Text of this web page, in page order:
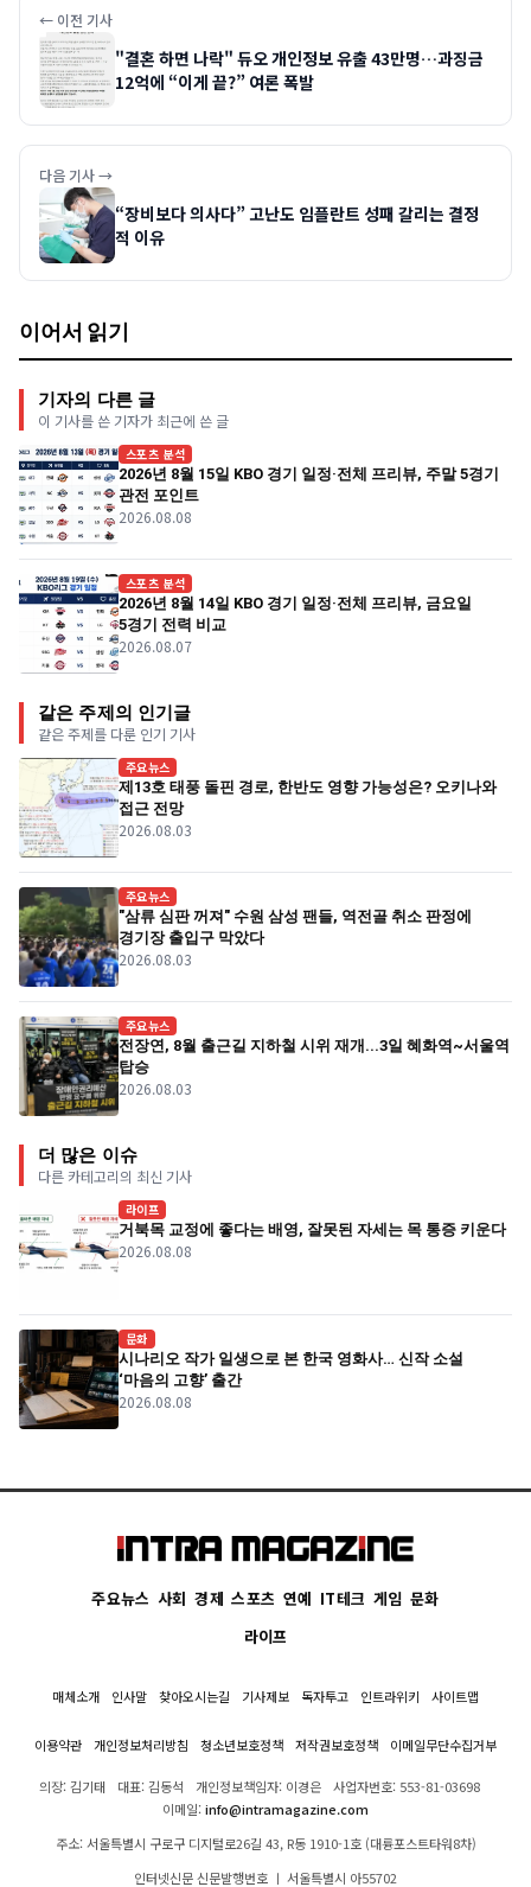
← 이전 기사
"결혼 하면 나락" 듀오 개인정보 유출 43만명…과징금
12억에 “이게 끝?” 여론 폭발
다음 기사 →
“장비보다 의사다” 고난도 임플란트 성패 갈리는 결정
적 이유
이어서 읽기
기자의 다른 글
이 기사를 쓴 기자가 최근에 쓴 글
스포츠 분석
2026년 8월 15일 KBO 경기 일정·전체 프리뷰, 주말 5경기
관전 포인트
2026.08.08
스포츠 분석
2026년 8월 14일 KBO 경기 일정·전체 프리뷰, 금요일
5경기 전력 비교
2026.08.07
같은 주제의 인기글
같은 주제를 다룬 인기 기사
주요뉴스
제13호 태풍 돌핀 경로, 한반도 영향 가능성은? 오키나와
접근 전망
2026.08.03
주요뉴스
"삼류 심판 꺼져" 수원 삼성 팬들, 역전골 취소 판정에
경기장 출입구 막았다
2026.08.03
주요뉴스
전장연, 8월 출근길 지하철 시위 재개...3일 혜화역~서울역
탑승
2026.08.03
더 많은 이슈
다른 카테고리의 최신 기사
라이프
거북목 교정에 좋다는 배영, 잘못된 자세는 목 통증 키운다
2026.08.08
문화
시나리오 작가 일생으로 본 한국 영화사… 신작 소설
‘마음의 고향’ 출간
2026.08.08
주요뉴스 사회 경제 스포츠 연예 IT테크 게임 문화
라이프
매체소개 인사말 찾아오시는길 기사제보 독자투고 인트라위키 사이트맵
이용약관 개인정보처리방침 청소년보호정책 저작권보호정책 이메일무단수집거부
의장: 김기태 대표: 김동석 개인정보책임자: 이경은
사업자번호: 553-81-03698
이메일:info@intramagazine.com
주소: 서울특별시 구로구 디지털로26길 43, R동 1910-1호 (대륭포스트타워8차)
인터넷신문 신문발행번호 ㅣ 서울특별시 아55702